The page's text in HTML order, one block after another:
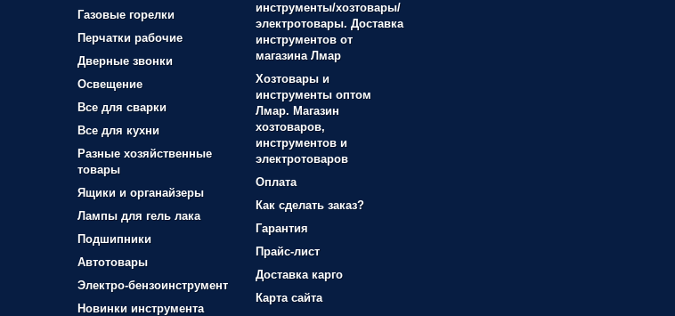
Газовые горелки
Перчатки рабочие
Дверные звонки
Освещение
Все для сварки
Все для кухни
Разные хозяйственные
товары
Ящики и органайзеры
Лампы для гель лака
Подшипники
Автотовары
Электро-бензоинструмент
Новинки инструмента
инструменты/хозтовары/
электротовары. Доставка
инструментов от
магазина Лмар
Хозтовары и
инструменты оптом
Лмар. Магазин
хозтоваров,
инструментов и
электротоваров
Оплата
Как сделать заказ?
Гарантия
Прайс-лист
Доставка карго
Карта сайта